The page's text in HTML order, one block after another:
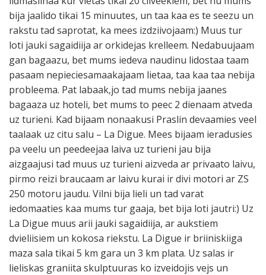
bija jaalido tikai 15 minuutes, un taa kaa es te seezu un
rakstu tad saprotat, ka mees izdziivojaam:) Muus tur
loti jauki sagaidiija ar orkidejas krelleem. Nedabuujaam
gan bagaazu, bet mums iedeva naudinu lidostaa taam
pasaam nepieciesamaakajaam lietaa, taa kaa taa nebija
probleema. Pat labaak,jo tad mums nebija jaanes
bagaaza uz hoteli, bet mums to peec 2 dienaam atveda
uz turieni. Kad bijaam nonaakusi Praslin devaamies veel
taalaak uz citu salu – La Digue. Mees bijaam ieradusies
pa veelu un peedeejaa laiva uz turieni jau bija
aizgaajusi tad muus uz turieni aizveda ar privaato laivu,
pirmo reizi braucaam ar laivu kurai ir divi motori ar ZS
250 motoru jaudu. Vilni bija lieli un tad varat
iedomaaties kaa mums tur gaaja, bet bija loti jautri:) Uz
La Digue muus arii jauki sagaidiija, ar aukstiem
dvieliisiem un kokosa riekstu. La Digue ir briiniskiiga
maza sala tikai 5 km gara un 3 km plata. Uz salas ir
lieliskas graniita skulptuuras ko izveidojis vejs un